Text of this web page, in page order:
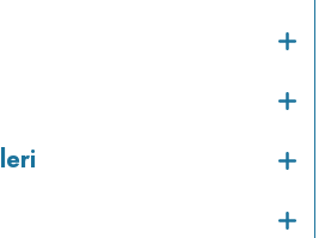
kurutulmaz.
Orta ısıda ve tersten